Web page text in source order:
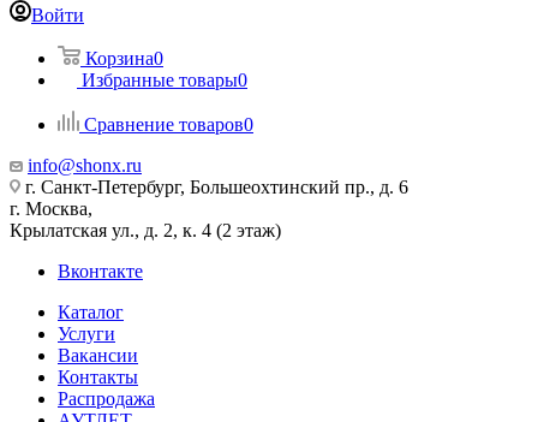
Войти
Корзина0
Избранные товары0
Сравнение товаров0
info@shonx.ru
г. Санкт-Петербург, Большеохтинский пр., д. 6
г. Москва,
Крылатская ул., д. 2, к. 4 (2 этаж)
Вконтакте
Каталог
Услуги
Вакансии
Контакты
Распродажа